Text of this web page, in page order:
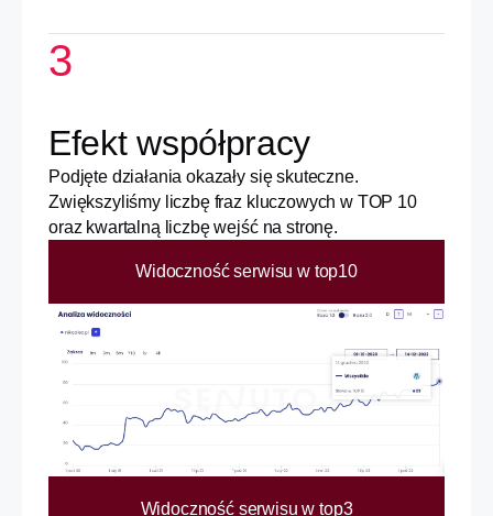
3
Efekt współpracy
Podjęte działania okazały się skuteczne.
Zwiększyliśmy liczbę fraz kluczowych w TOP 10
oraz kwartalną liczbę wejść na stronę.
Widoczność serwisu w top10
Widoczność serwisu w top3